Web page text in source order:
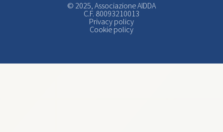
© 2025, Associazione AIDDA
C.F. 80093210013
Privacy policy
Cookie policy